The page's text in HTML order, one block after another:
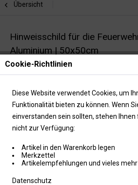
Übersicht
Hinweisschild für die
Aluminium | 50x50cm
Cookie-Richtlinien
Diese Website verwendet Cookies, um
Funktionalität bieten zu können. Wenn
einverstanden sein sollten, stehen
nicht zur Verfügung:
Artikel in den Warenkorb legen
Merkzettel
Artikelempfehlungen und vieles mehr
Datenschutz